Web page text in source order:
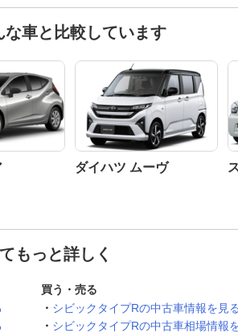
車と比較しています
ダイハツ ムーヴ
もっと詳しく
買う・売る
シビックタイプRの中古車情報を見る
シビックタイプRの中古車相場情報